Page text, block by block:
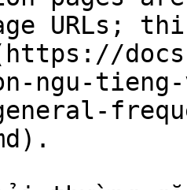
URLs;
ngu-